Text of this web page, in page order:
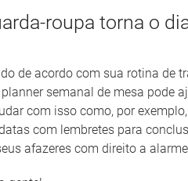
roupa torna o
de acordo com sua rotina de
semanal de mesa pode
com isso como, por
com lembretes para
afazeres com direito a